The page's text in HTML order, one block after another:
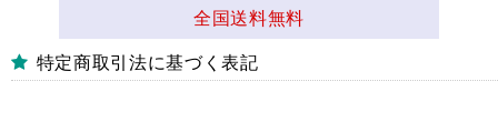
全国送料無料
特定商取引法に基づく表記